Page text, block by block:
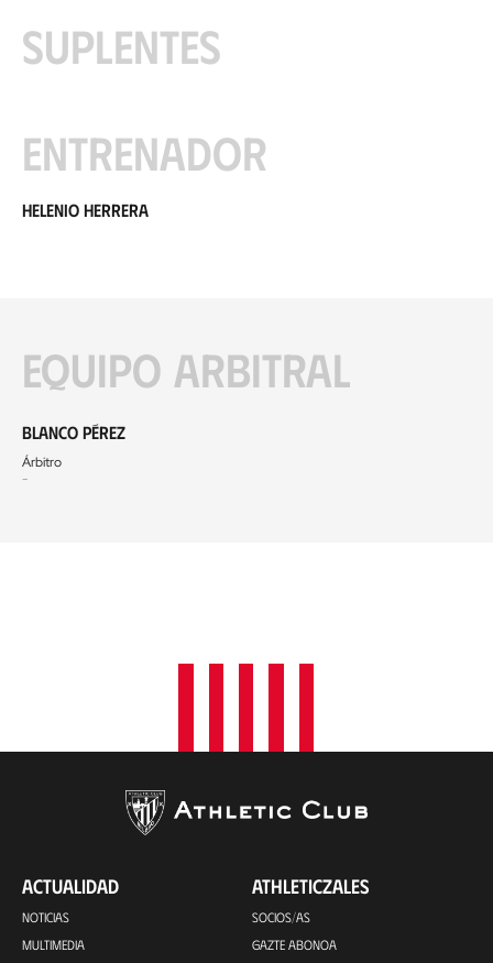
Suplentes
Entrenador
Helenio Herrera
Equipo arbitral
Blanco Pérez
Árbitro
-
ACTUALIDAD
NOTICIAS
MULTIMEDIA
ATHLETICZALES
SOCIOS/AS
GAZTE ABONOA